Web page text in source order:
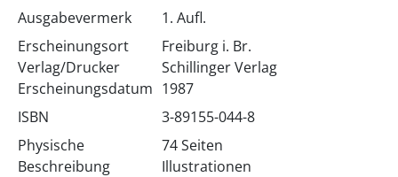
Ausgabevermerk
1. Aufl.
Erscheinungsort
Verlag/Drucker
Erscheinungsdatum
Freiburg i. Br.
Schillinger Verlag
1987
ISBN
3-89155-044-8
Physische
Beschreibung
74 Seiten
Illustrationen